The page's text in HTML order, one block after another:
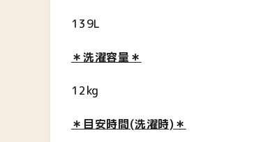
139L
＊洗濯容量＊
12kg
＊目安時間(洗濯時)＊